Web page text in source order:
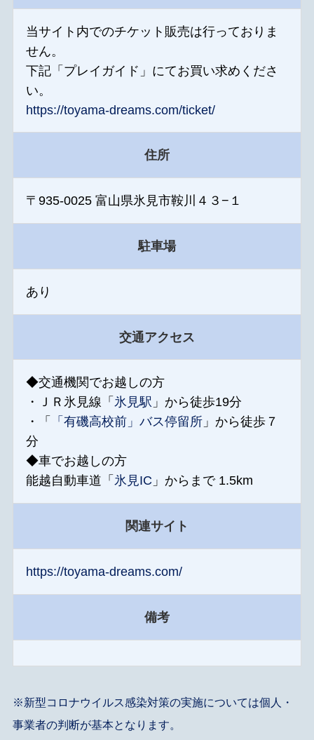
当サイト内でのチケット販売は行っておりま
せん。
下記「プレイガイド」にてお買い求めくださ
い。
https://toyama-dreams.com/ticket/
住所
〒935-0025 富山県氷見市鞍川４３−１
駐車場
あり
交通アクセス
◆交通機関でお越しの方
・ＪＲ氷見線「 氷見駅 」から徒歩19分
・「
「有磯高校前」バス停留所」から徒歩７
分
◆車でお越しの方
能越自動車道「 氷見IC 」からまで 1.5km
関連サイト
https://toyama-dreams.com/
備考
※新型コロナウイルス感染対策の実施については個人・
事業者の判断が基本となります。